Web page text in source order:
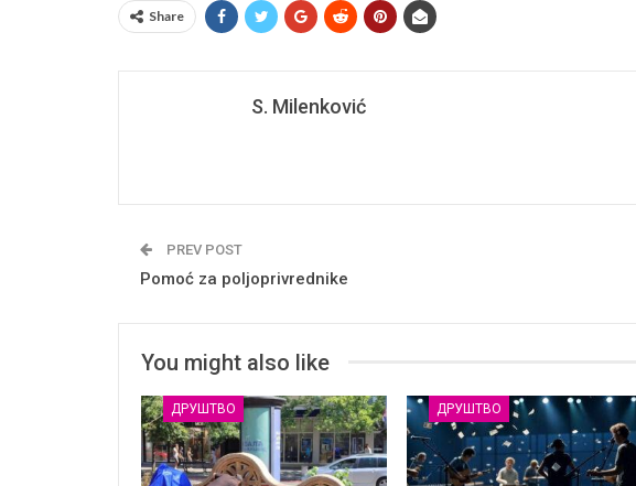
Share
S. Milenković
PREV POST
Pomoć za poljoprivrednike
You might also like
ДРУШТВО ДРУШТВО